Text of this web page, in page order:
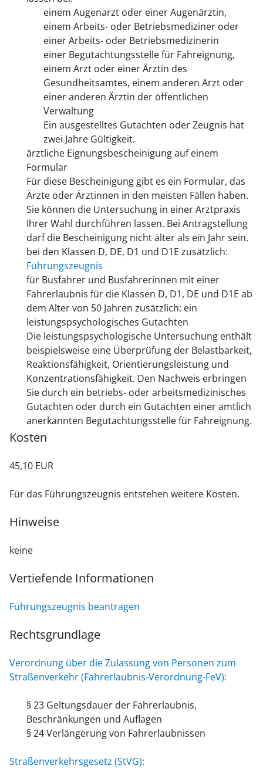
einem Augenarzt oder einer Augenärztin,
einem Arbeits- oder Betriebsmediziner oder
einer Arbeits- oder Betriebsmedizinerin
einer Begutachtungsstelle für Fahreignung,
einem Arzt oder einer Ärztin des
Gesundheitsamtes, einem anderen Arzt oder
einer anderen Ärztin der öffentlichen
Verwaltung
Ein ausgestelltes Gutachten oder Zeugnis hat
zwei Jahre Gültigkeit.
ärztliche Eignungsbescheinigung auf einem
Formular
Für diese Bescheinigung gibt es ein Formular, das
Ärzte oder Ärztinnen in den meisten Fällen haben.
Sie können die Untersuchung in einer Arztpraxis
Ihrer Wahl durchführen lassen. Bei Antragstellung
darf die Bescheinigung nicht älter als ein Jahr sein.
bei den Klassen D, DE, D1 und D1E zusätzlich:
Führungszeugnis
für Busfahrer und Busfahrerinnen mit einer
Fahrerlaubnis für die Klassen D, D1, DE und D1E ab
dem Alter von 50 Jahren zusätzlich: ein
leistungspsychologisches Gutachten
Die leistungspsychologische Untersuchung enthält
beispielsweise eine Überprüfung der Belastbarkeit,
Reaktionsfähigkeit, Orientierungsleistung und
Konzentrationsfähigkeit. Den Nachweis erbringen
Sie durch ein betriebs- oder arbeitsmedizinisches
Gutachten oder durch ein Gutachten einer amtlich
anerkannten Begutachtungsstelle für Fahreignung.
Kosten
45,10 EUR
Für das Führungszeugnis entstehen weitere Kosten.
Hinweise
keine
Vertiefende Informationen
Führungszeugnis beantragen
Rechtsgrundlage
Verordnung über die Zulassung von Personen zum
Straßenverkehr (Fahrerlaubnis-Verordnung-FeV):
§ 23 Geltungsdauer der Fahrerlaubnis,
Beschränkungen und Auflagen
§ 24 Verlängerung von Fahrerlaubnissen
Straßenverkehrsgesetz (StVG):